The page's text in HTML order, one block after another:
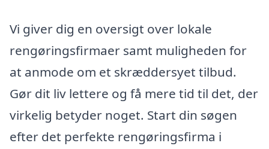
Vi giver dig en oversigt over lokale
rengøringsfirmaer samt muligheden for
at anmode om et skræddersyet tilbud.
Gør dit liv lettere og få mere tid til det, der
virkelig betyder noget. Start din søgen
efter det perfekte rengøringsfirma i